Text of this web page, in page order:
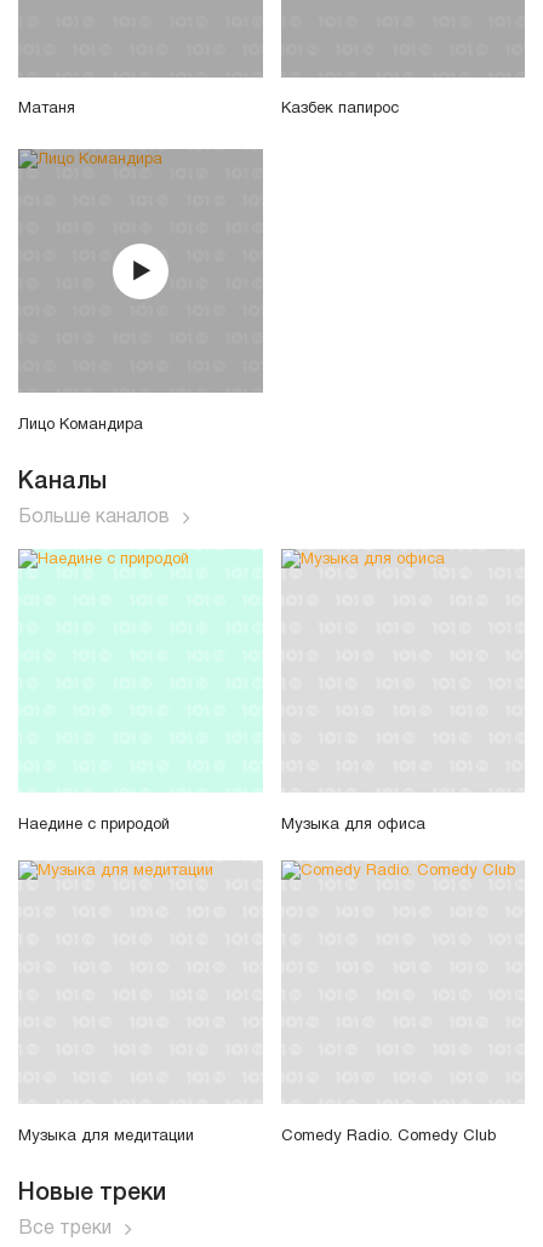
Матаня Казбек папирос
Лицо Командира
Каналы
Больше каналов
Наедине с природой Музыка для офиса
Музыка для медитации Comedy Radio. Comedy Club
Новые треки
Все треки